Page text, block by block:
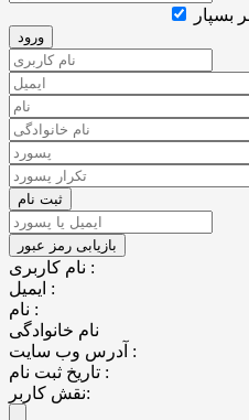
بسپار
نام کاربری :
ایمیل :
نام :
نام خانوادگی
آدرس وب سایت :
تاریخ ثبت نام :
نقش کاربر: